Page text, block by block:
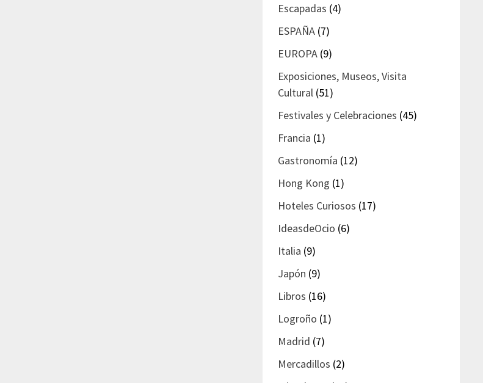
Escapadas (4)
ESPAÑA (7)
EUROPA (9)
Exposiciones, Museos, Visita
Cultural (51)
Festivales y Celebraciones (45)
Francia (1)
Gastronomía (12)
Hong Kong (1)
Hoteles Curiosos (17)
IdeasdeOcio (6)
Italia (9)
Japón (9)
Libros (16)
Logroño (1)
Madrid (7)
Mercadillos (2)